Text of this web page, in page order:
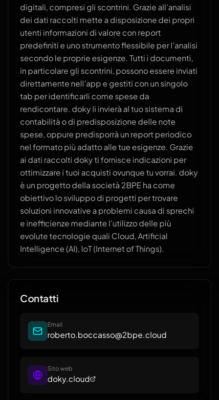
digitali, compresi gli scontrini. Grazie all’analisi
dei dati raccolti mette a disposizione dei propri
utenti informazioni di valore con report
predefiniti e uno strumento flessibile per l’analisi
secondo le proprie esigenze. Tutti i documenti,
in particolare gli scontrini, possono essere inviati
direttamente nell’app e gestiti con un singolo
tab per identificarli come spese da
rendicontare. doky li invierà al tuo sistema di
contabilità o di predisposizione delle note
spese, oppure predisporrà un report periodico
nel formato più adatto alle tue esigenze. Grazie
ai dati raccolti doky ti fornisce indicazioni per
ottimizzare i tuoi acquisti ovunque tu vorrai. doky
è un progetto della società 2BPE ha come
obiettivo lo sviluppo di progetti per trovare
soluzioni innovative a problemi causa di sprechi
e inefficienze mediante l’utilizzo delle più
evolute tecnologie quali Cloud, Artificial
Intelligence (AI), IoT (Internet of Things).
Contatti
Email
roberto.boccasso@2bpe.cloud
Sito web
doky.cloud